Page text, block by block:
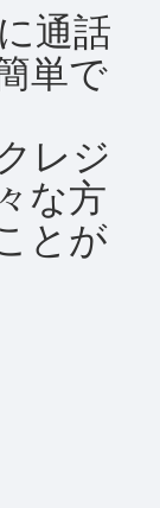
通話
単で
レジ
な方
とが